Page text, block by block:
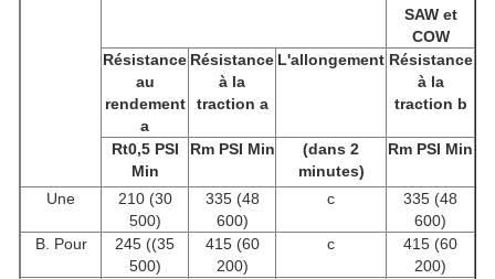
SAW et
COW
Résistance
au
rendement
a
Résistance
à la
traction a
L'allongement Résistance
à la
traction b
Rt0,5 PSI
Min
Rm PSI Min
(dans 2
minutes)
Rm PSI Min
Une
210 (30
500)
335 (48
600)
c
335 (48
600)
B. Pour
245 ((35
500)
415 (60
200)
c
415 (60
200)